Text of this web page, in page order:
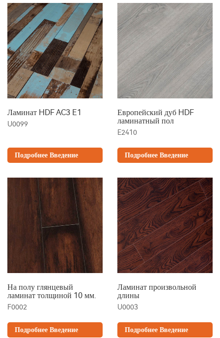
Ламинат HDF AC3 E1
U0099
Подробнее Введение
Европейский дуб HDF
ламинатный пол
E2410
Подробнее Введение
На полу глянцевый
ламинат толщиной 10 мм.
F0002
Подробнее Введение
Ламинат произвольной
длины
U0003
Подробнее Введение